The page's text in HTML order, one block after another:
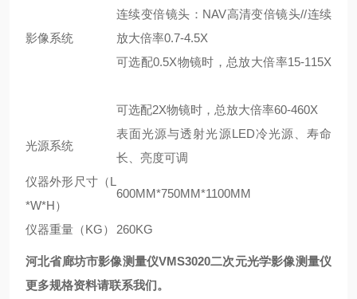
影像系统
连续变倍镜头：NAV高清变倍镜头//连续
放大倍率0.7-4.5X
可选配0.5X物镜时，总放大倍率15-115X
可选配2X物镜时，总放大倍率60-460X
光源系统
表面光源与透射光源LED冷光源、寿命
长、亮度可调
仪器外形尺寸（L
*W*H）
600MM*750MM*1100MM
仪器重量（KG） 260KG
河北省廊坊市影像测量仪VMS3020二次元光学影像测量仪
更多规格资料请联系我们。